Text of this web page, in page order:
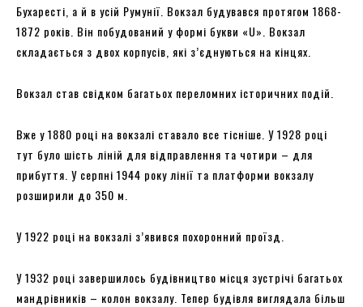
Бухаресті, а й в усій Румунії. Вокзал будувався протягом 1868-
1872 років. Він побудований у формі букви «U». Вокзал
складається з двох корпусів, які з’єднуються на кінцях.
Вокзал став свідком багатьох переломних історичних подій.
Вже у 1880 році на вокзалі ставало все тісніше. У 1928 році
тут було шість ліній для відправлення та чотири – для
прибуття. У серпні 1944 року лінії та платформи вокзалу
розширили до 350 м.
У 1922 році на вокзалі з’явився похоронний проїзд.
У 1932 році завершилось будівництво місця зустрічі багатьох
мандрівників – колон вокзалу. Тепер будівля виглядала більш